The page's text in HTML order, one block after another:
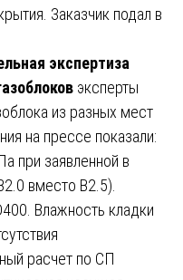
Заказчик подал в
экспертиза
эксперты
из разных мест
на прессе показали:
при заявленной в
вместо B2.5).
Влажность кладки
расчет по СП